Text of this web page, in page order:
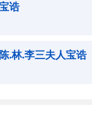
诰
.林.李三夫人宝诰